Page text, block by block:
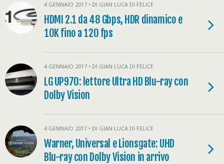
4 GENNAIO 2017 • DI GIAN LUCA DI FELICE
HDMI 2.1 da 48 Gbps, HDR dinamico e
10K fino a 120 fps
4 GENNAIO 2017 • DI GIAN LUCA DI FELICE
LG UP970: lettore Ultra HD Blu-ray con
Dolby Vision
4 GENNAIO 2017 • DI GIAN LUCA DI FELICE
Warner, Universal e Lionsgate: UHD
Blu-ray con Dolby Vision in arrivo